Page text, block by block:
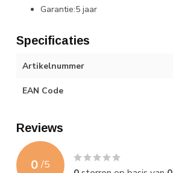
Garantie:5 jaar
Specificaties
Artikelnummer
EAN Code
Reviews
0 /5